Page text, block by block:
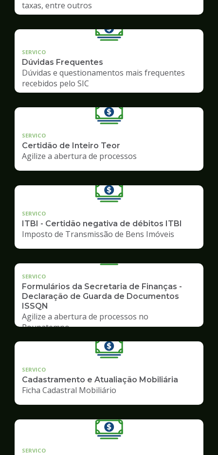
taxas, entre outros
SERVICO
Dúvidas Frequentes
Dúvidas e questionamentos mais frequentes
recebidos pelo SIC
SERVICO
Certidão de Inteiro Teor
Agilize a abertura de processos
SERVICO
ITBI - Certidão negativa de débitos ITBI
Imposto de Transmissão de Bens Imóveis
SERVICO
Formulários da Secretaria de Finanças -
Declaração de Guarda de Documentos
ISSQN
Agilize a abertura de processos no
Poupatempo
SERVICO
Cadastramento e Atualiação Mobiliária
Ficha Cadastral Mobiliário
SERVICO